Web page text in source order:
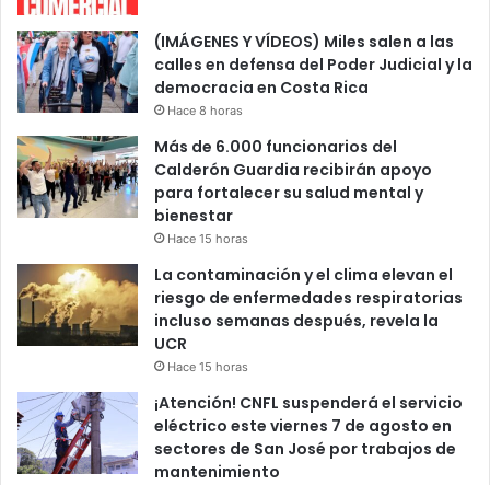
(IMÁGENES Y VÍDEOS) Miles salen a las
calles en defensa del Poder Judicial y la
democracia en Costa Rica
Hace 8 horas
Más de 6.000 funcionarios del
Calderón Guardia recibirán apoyo
para fortalecer su salud mental y
bienestar
Hace 15 horas
La contaminación y el clima elevan el
riesgo de enfermedades respiratorias
incluso semanas después, revela la
UCR
Hace 15 horas
¡Atención! CNFL suspenderá el servicio
eléctrico este viernes 7 de agosto en
sectores de San José por trabajos de
mantenimiento